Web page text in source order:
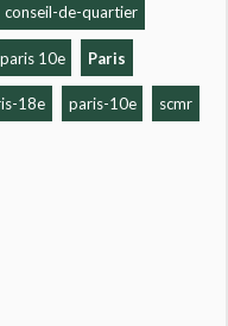
conseil-de-quartier
paris 10e Paris
18e paris-10e scmr